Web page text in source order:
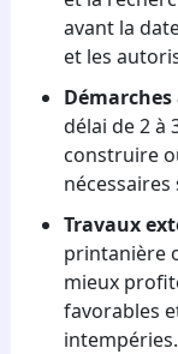
avant la
et les
délai de 2 à
construire
Travaux
printanière
mieux
favorables
intempéries.